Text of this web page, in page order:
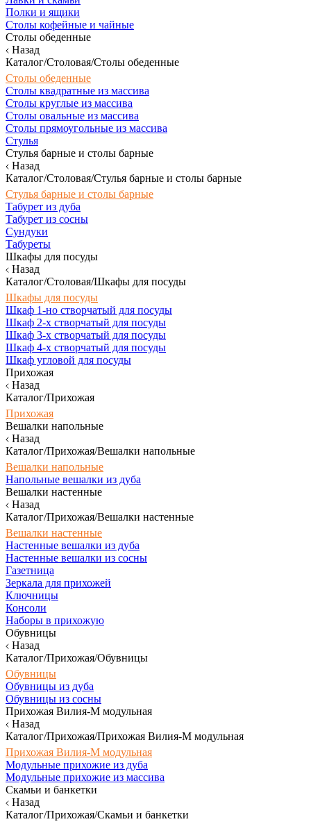
Полки и ящики
Столы кофейные и чайные
Столы обеденные
Назад
Каталог/Столовая/Столы обеденные
Столы обеденные
Столы квадратные из массива
Столы круглые из массива
Столы овальные из массива
Столы прямоугольные из массива
Стулья
Стулья барные и столы барные
Назад
Каталог/Столовая/Стулья барные и столы барные
Стулья барные и столы барные
Табурет из дуба
Табурет из сосны
Сундуки
Табуреты
Шкафы для посуды
Назад
Каталог/Столовая/Шкафы для посуды
Шкафы для посуды
Шкаф 1-но створчатый для посуды
Шкаф 2-х створчатый для посуды
Шкаф 3-х створчатый для посуды
Шкаф 4-х створчатый для посуды
Шкаф угловой для посуды
Прихожая
Назад
Каталог/Прихожая
Прихожая
Вешалки напольные
Назад
Каталог/Прихожая/Вешалки напольные
Вешалки напольные
Напольные вешалки из дуба
Вешалки настенные
Назад
Каталог/Прихожая/Вешалки настенные
Вешалки настенные
Настенные вешалки из дуба
Настенные вешалки из сосны
Газетница
Зеркала для прихожей
Ключницы
Консоли
Наборы в прихожую
Обувницы
Назад
Каталог/Прихожая/Обувницы
Обувницы
Обувницы из дуба
Обувницы из сосны
Прихожая Вилия-М модульная
Назад
Каталог/Прихожая/Прихожая Вилия-М модульная
Прихожая Вилия-М модульная
Модульные прихожие из дуба
Модульные прихожие из массива
Скамьи и банкетки
Назад
Каталог/Прихожая/Скамьи и банкетки